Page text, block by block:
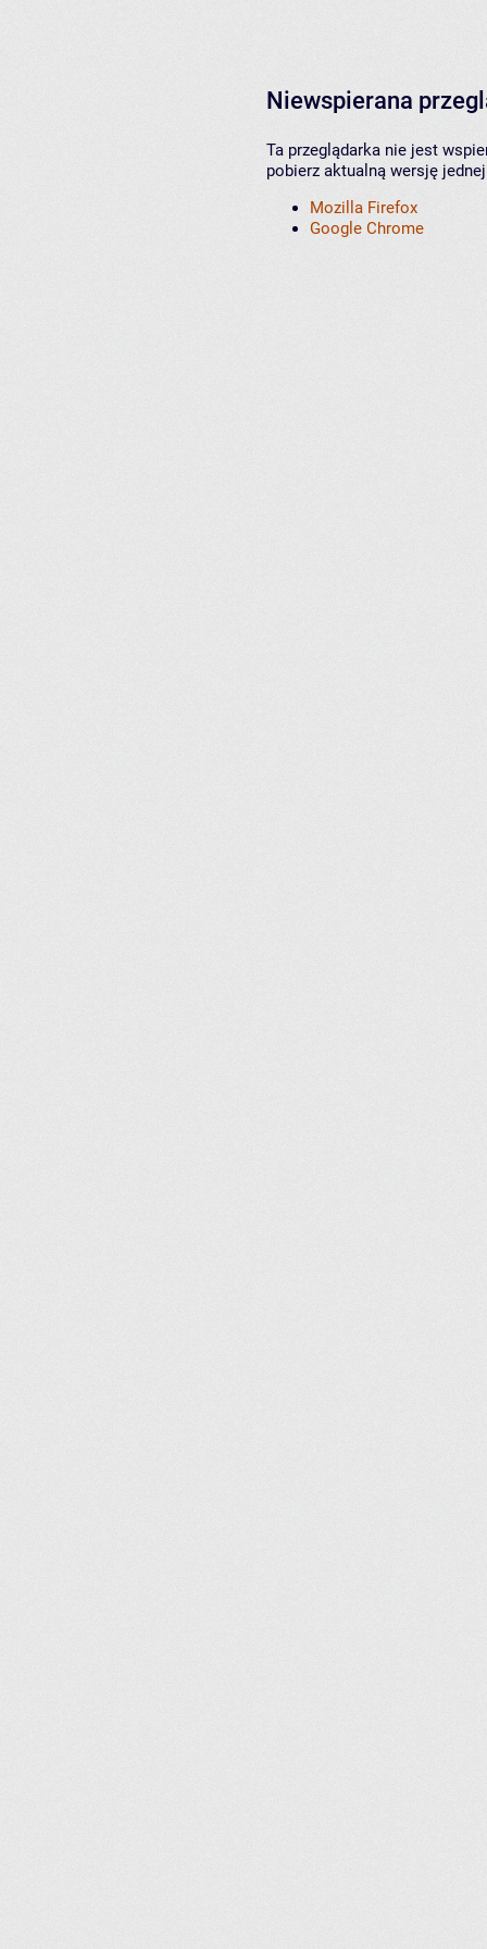
Niewspierana
Ta przeglądarka nie jest
pobierz aktualną wersję
Mozilla Firefox
Google Chrome